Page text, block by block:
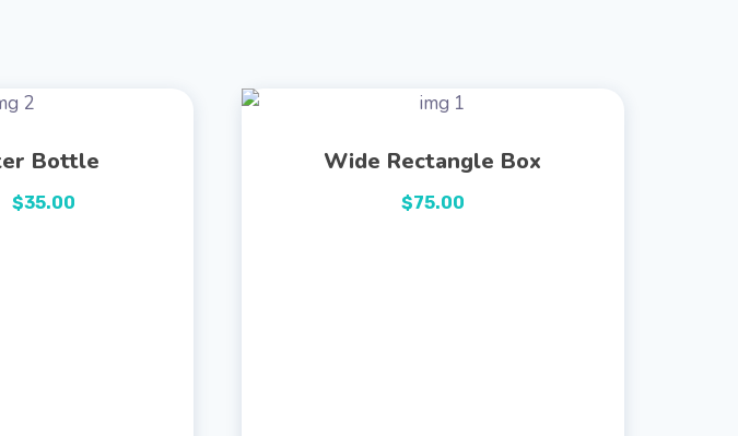
Bottle
$35.00
Wide Rectangle Box
$75.00